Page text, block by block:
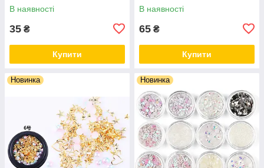
В наявності
35 ₴
Купити
В наявності
65 ₴
Купити
Новинка Новинка